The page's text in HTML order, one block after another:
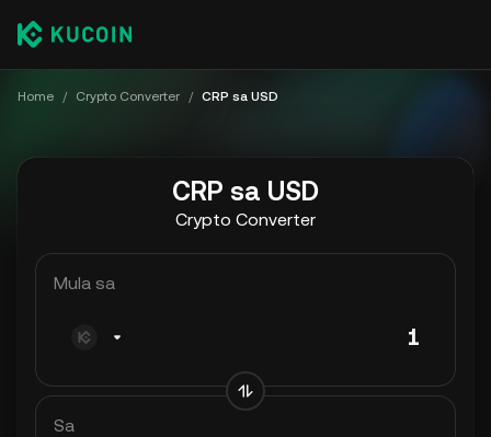
Home / Crypto Converter / CRP sa USD
CRP sa USD
Crypto Converter
Mula sa
Sa